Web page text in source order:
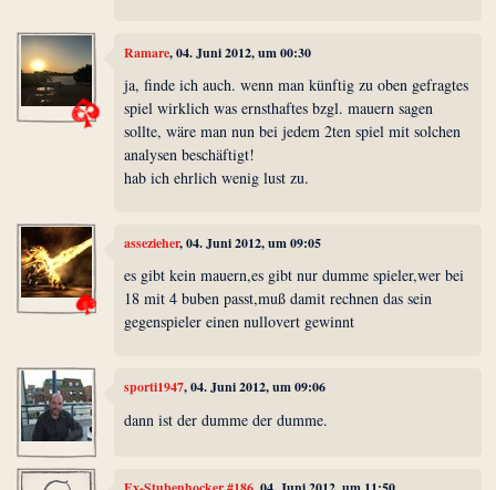
Ramare, 04. Juni 2012, um 00:30
ja, finde ich auch. wenn man künftig zu oben gefragtes
spiel wirklich was ernsthaftes bzgl. mauern sagen
sollte, wäre man nun bei jedem 2ten spiel mit solchen
analysen beschäftigt!
hab ich ehrlich wenig lust zu.
assezieher, 04. Juni 2012, um 09:05
es gibt kein mauern,es gibt nur dumme spieler,wer bei
18 mit 4 buben passt,muß damit rechnen das sein
gegenspieler einen nullovert gewinnt
sporti1947, 04. Juni 2012, um 09:06
dann ist der dumme der dumme.